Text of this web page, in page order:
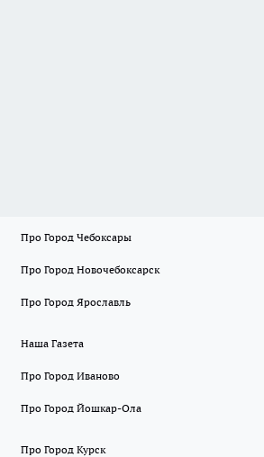
Про Город Чебоксары
Про Город Новочебоксарск
Про Город Ярославль
Наша Газета
Про Город Иваново
Про Город Йошкар-Ола
Про Город Курск